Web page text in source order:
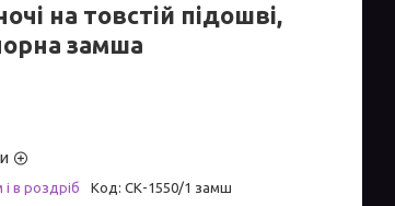
на товстій підошві,
замша
в роздріб Код: СК-1550/1 замш